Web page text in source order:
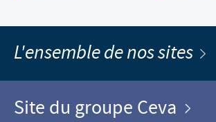
L'ensemble de nos sites
Site du groupe Ceva